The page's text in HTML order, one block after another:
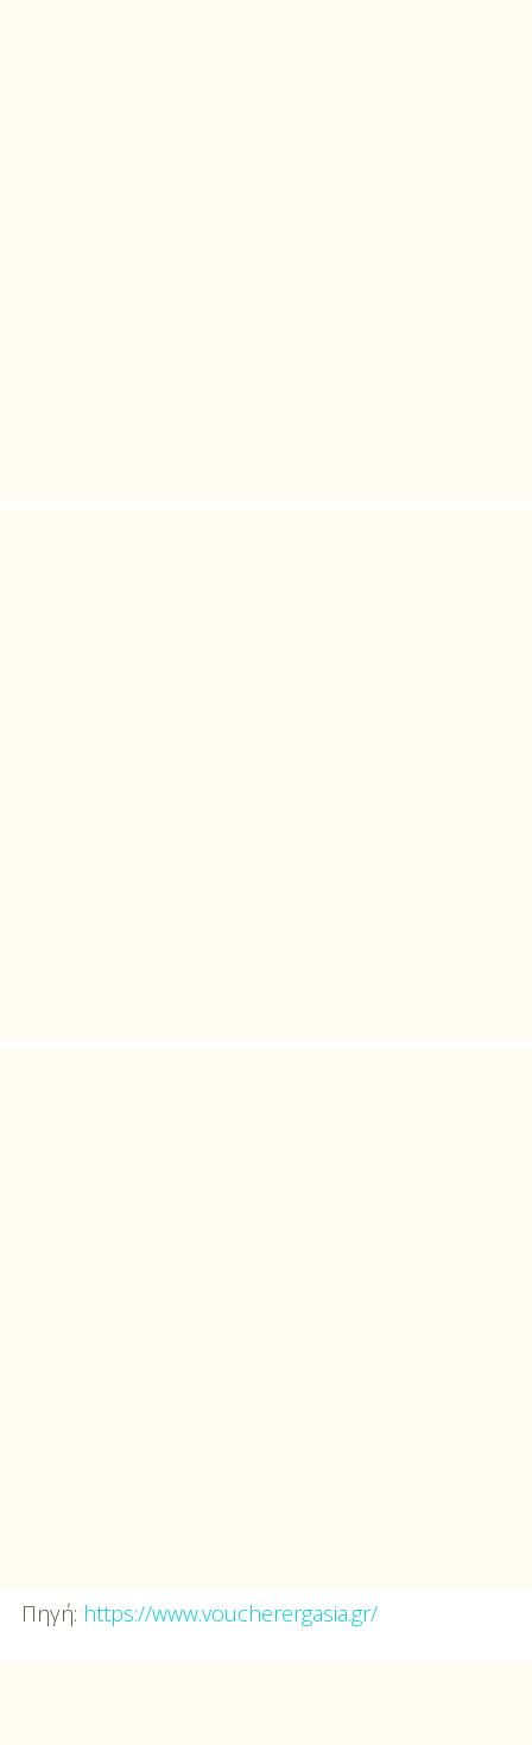
Πηγή: https://www.voucherergasia.gr/